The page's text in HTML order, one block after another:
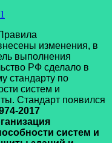
изменения, в
выполнения
РФ сделало в
стандарту по
систем и
Стандарт появился
2017
систем и